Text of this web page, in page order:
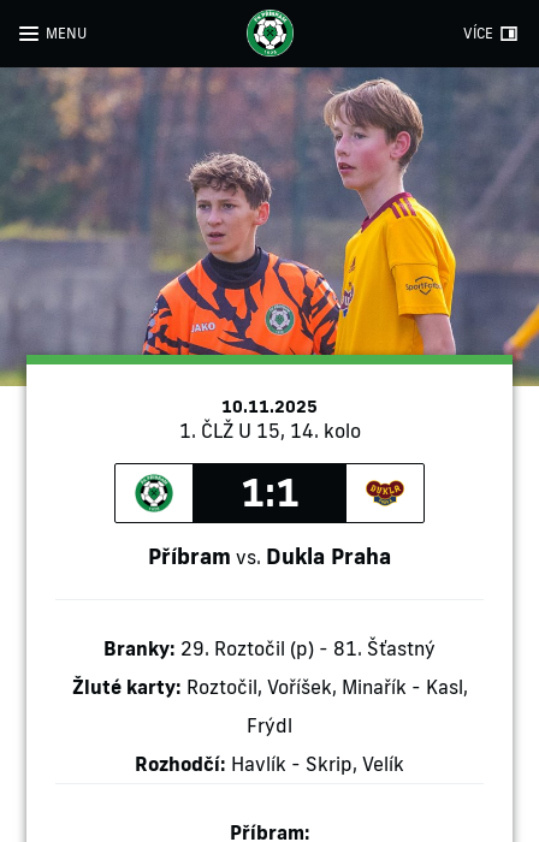
MENU VÍCE
10.11.2025
1. ČLŽ U 15, 14. kolo
1:1
Příbram vs. Dukla Praha
Branky: 29. Roztočil (p) - 81. Šťastný
Žluté karty: Roztočil, Voříšek, Minařík - Kasl,
Frýdl
Rozhodčí: Havlík - Skrip, Velík
Příbram: